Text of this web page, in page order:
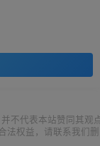
不代表本站赞同其观
法权益，请联系我们删